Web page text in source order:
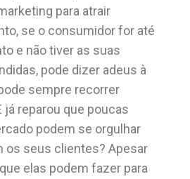
para atrair
se o consumidor for até
e não tiver as suas
pode dizer adeus à
sempre recorrer
já reparou que poucas
podem se orgulhar
os seus clientes? Apesar
elas podem fazer para